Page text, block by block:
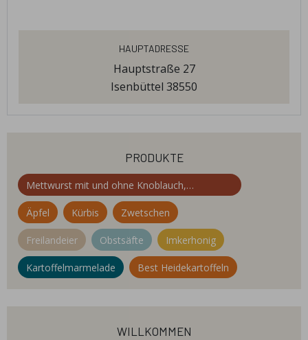
Hauptadresse
Hauptstraße 27
Isenbüttel 38550
produkte
Mettwurst mit und ohne Knoblauch,
geräuchert über Buchenspänen
Äpfel
Kürbis Zwetschen
Freilandeier Obstsäfte Imkerhonig
Kartoffelmarmelade Best Heidekartoffeln
willkommen